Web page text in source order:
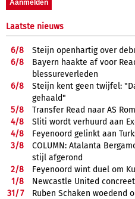
Laatste nieuws
6/8
Steijn openhartig over
6/8
Bayern haakte af voor
blessureverleden
6/8
Steijn kent geen twijfel:
gehaald"
5/8
Transfer Read naar AS
4/8
Sliti wordt verhuurd aan
4/8
Feyenoord gelinkt aan
3/8
COLUMN: Atalanta
stijl afgerond
2/8
Feyenoord wint duel om
1/8
Newcastle United
31/7
Ruben Schaken woedend